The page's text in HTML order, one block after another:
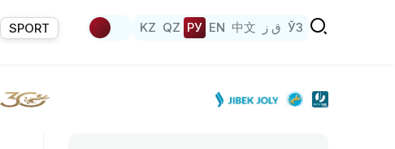
SPORT KZ QZ РУ EN 中文 ق ز ЎЗ